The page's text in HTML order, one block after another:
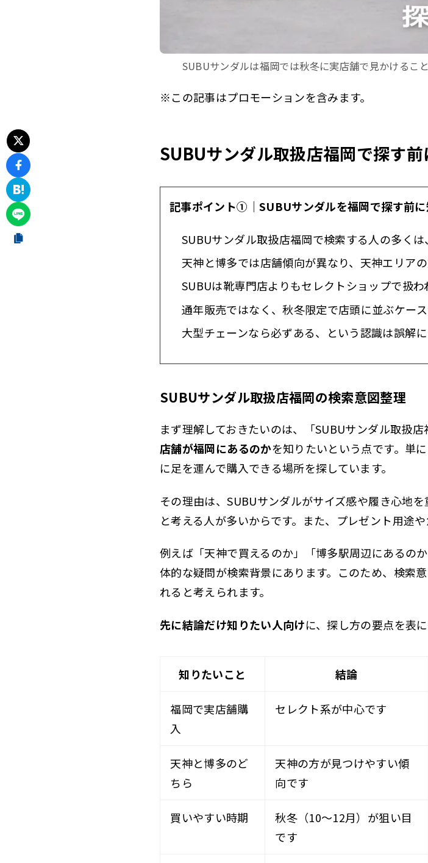
SUBUサンダルは福岡では秋冬に実店舗で見かけるこ
※この記事はプロモーションを含みます。
SUBUサンダル取扱店福岡で探す
記事ポイント①｜SUBUサンダルを福岡で探す前に
SUBUサンダル取扱店福岡で検索する人の多く
天神と博多では店舗傾向が異なり、天神エリア
SUBUは靴専門店よりもセレクトショップで扱
通年販売ではなく、秋冬限定で店頭に並ぶケー
大型チェーンなら必ずある、という認識は誤解
SUBUサンダル取扱店福岡の検索意図整理
まず理解しておきたいのは、「SUBUサンダル取扱
店舗が福岡にあるのかを知りたいという点です。単
に足を運んで購入できる場所を探しています。
その理由は、SUBUサンダルがサイズ感や履き心地
と考える人が多いからです。また、プレゼント用途
例えば「天神で買えるのか」「博多駅周辺にあるの
体的な疑問が検索背景にあります。このため、検索
れると考えられます。
先に結論だけ知りたい人向けに、探し方の要点を表に
知りたいこと 結論
福岡で実店舗購
入
セレクト系が中心です
天神と博多のど
ちら
天神の方が見つけやすい傾
向です
買いやすい時期
秋冬（10〜12月）が狙い目
です